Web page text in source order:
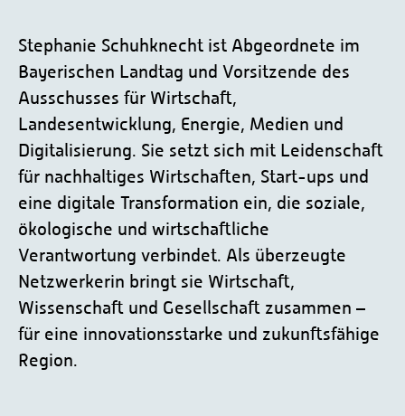
Stephanie Schuhknecht ist Abgeordnete im
Bayerischen Landtag und Vorsitzende des
Ausschusses für Wirtschaft,
Landesentwicklung, Energie, Medien und
Digitalisierung. Sie setzt sich mit Leidenschaft
für nachhaltiges Wirtschaften, Start-ups und
eine digitale Transformation ein, die soziale,
ökologische und wirtschaftliche
Verantwortung verbindet. Als überzeugte
Netzwerkerin bringt sie Wirtschaft,
Wissenschaft und Gesellschaft zusammen –
für eine innovationsstarke und zukunftsfähige
Region.